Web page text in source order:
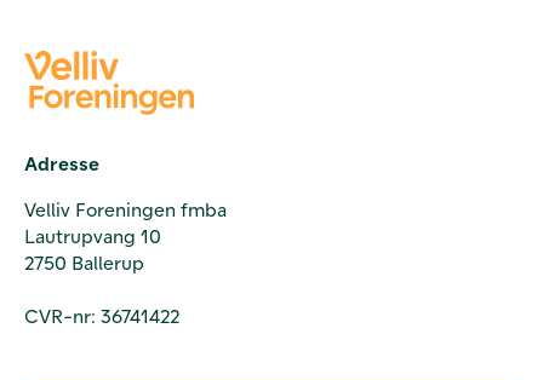
Adresse
Velliv Foreningen fmba
Lautrupvang 10
2750 Ballerup
CVR-nr: 36741422